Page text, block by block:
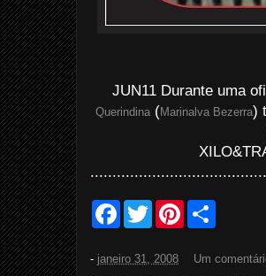
JUN11 Durante uma
Querindina (Marinalva Bezerra)
F
b
T
w
t
P
e
- janeiro 31, 2008 Um